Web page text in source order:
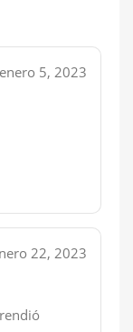
enero 5, 2023
22, 2023